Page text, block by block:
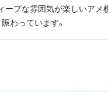
ープな雰囲気が楽しいアメ
賑わっています。